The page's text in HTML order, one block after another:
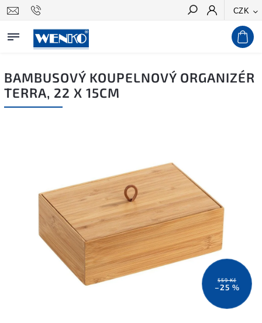
CZK
Hledat
BAMBUSOVÝ KOUPELNOVÝ ORGANIZÉR
TERRA, 22 X 15CM
559 Kč
–25 %